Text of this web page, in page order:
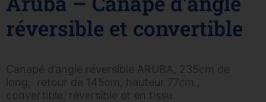
réversible et convertible
Canapé d’angle réversible ARUBA, 235cm de
long, retour de 145cm, hauteur 77cm.,
convertible, réversible et en tissu.